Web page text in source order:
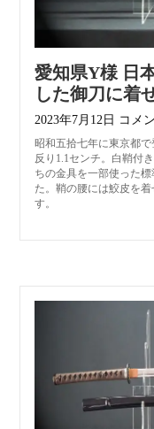
愛知県Y様 日
した御刀に着
2023年7月12日 コメ
昭和五拾七年に東京都で
反り1.1センチ。白鞘付
ちの金具を一部使った
た。鞘の腰には鮫皮を
す。